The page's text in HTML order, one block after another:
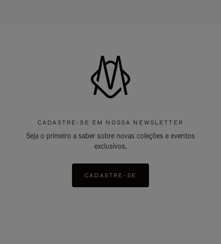
CADASTRE-SE EM NOSSA NEWSLETTER
Seja o primeiro a saber sobre novas coleções e eventos
exclusivos.
CADASTRE-SE